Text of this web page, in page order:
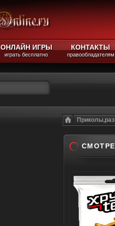
ОНЛАЙН ИГРЫ
играть бесплатно
КОНТАКТЫ
правообладателям